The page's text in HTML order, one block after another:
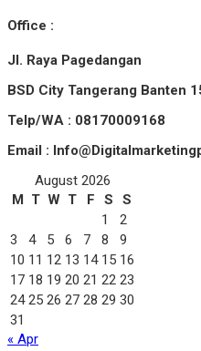
Office :
Jl. Raya Pagedangan
BSD City Tangerang Banten
Telp/WA : 08170009168
Email :
August 2026
M T W T F S
S
1
2
3
4 5 6 7 8
9
10 11 12 13 14 15 16
17 18 19 20 21 22 23
24 25 26 27 28 29 30
31
« Apr